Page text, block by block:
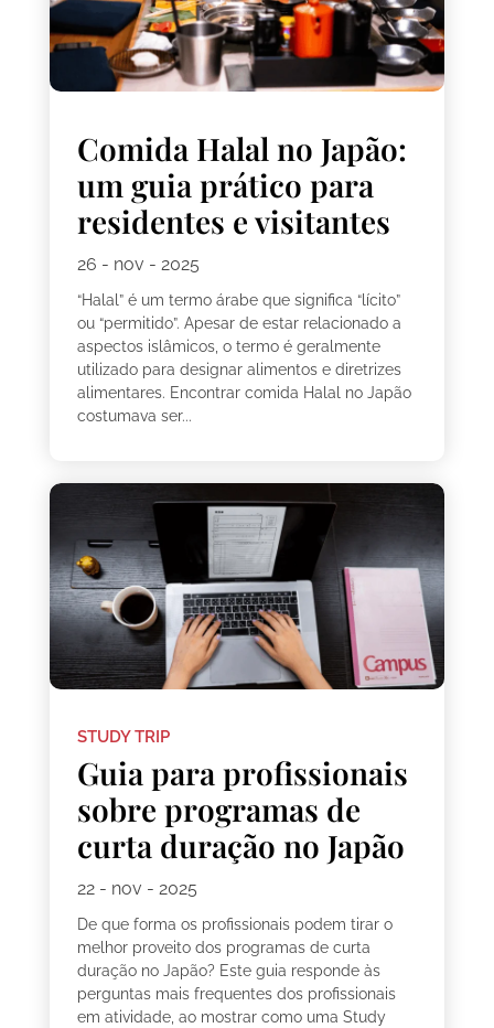
Comida Halal no Japão:
um guia prático para
residentes e visitantes
26 - nov - 2025
“Halal” é um termo árabe que significa “lícito”
ou “permitido”. Apesar de estar relacionado a
aspectos islâmicos, o termo é geralmente
utilizado para designar alimentos e diretrizes
alimentares. Encontrar comida Halal no Japão
costumava ser...
STUDY TRIP
Guia para profissionais
sobre programas de
curta duração no Japão
22 - nov - 2025
De que forma os profissionais podem tirar o
melhor proveito dos programas de curta
duração no Japão? Este guia responde às
perguntas mais frequentes dos profissionais
em atividade, ao mostrar como uma Study